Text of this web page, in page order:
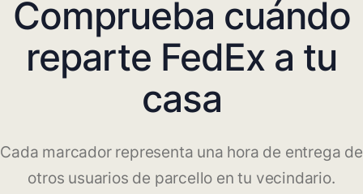
Comprueba cuándo
reparte FedEx a tu
casa
Cada marcador representa una hora de entrega de
otros usuarios de parcello en tu vecindario.